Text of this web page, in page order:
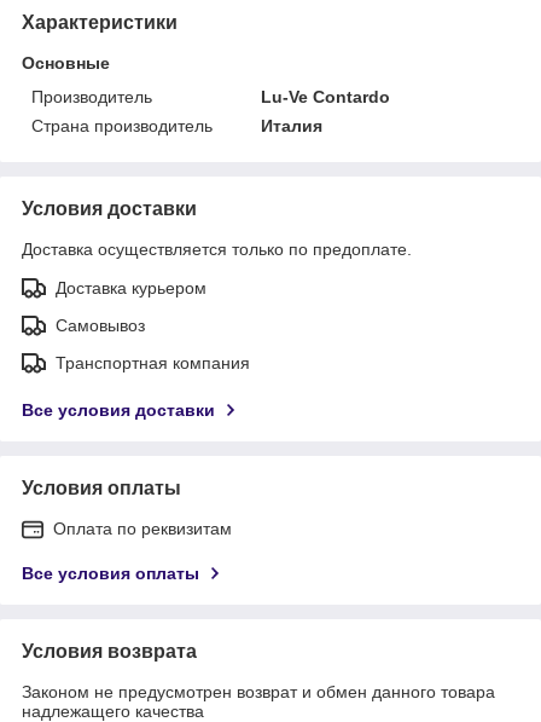
Характеристики
Основные
Производитель
Lu-Ve Contardo
Страна производитель
Италия
Условия доставки
Доставка осуществляется только по предоплате.
Доставка курьером
Самовывоз
Транспортная компания
Все условия доставки
Условия оплаты
Оплата по реквизитам
Все условия оплаты
Условия возврата
Законом не предусмотрен возврат и обмен данного товара
надлежащего качества